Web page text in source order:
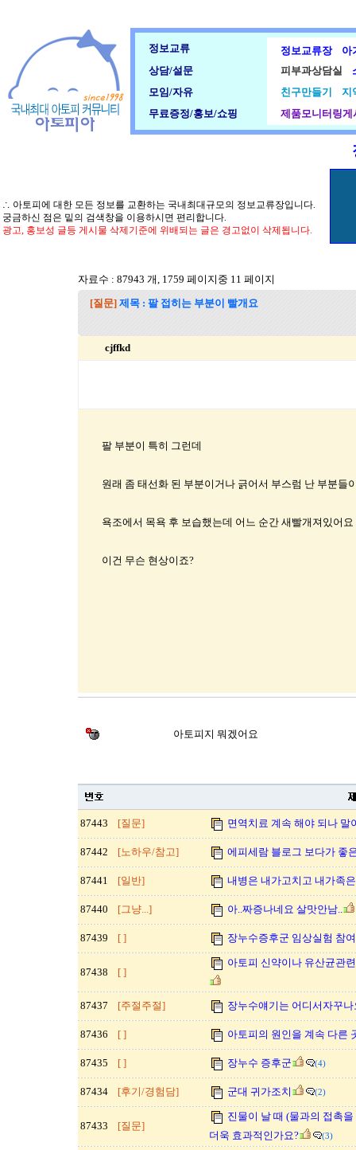
정보교류 정보교류장
아
상담/설문
피부과상담실
모임/자유
친구만들기
지
무료증정/홍보/쇼핑
제품모니터링게
∴ 아토피에 대한 모든 정보를 교환하는 국내최대규모의 정보교류장입니다.
궁금하신 점은 밑의 검색창을 이용하시면 편리합니다.
광고, 홍보성 글등 게시물 삭제기준에 위배되는 글은 경고없이 삭제됩니다.
자료수 : 87943 개, 1759 페이지중 11 페이지
[질문] 제목 : 팔 접히는 부분이 빨개요
cjffkd
팔 부분이 특히 그런데
원래 좀 태선화 된 부분이거나 긁어서 부스럼 난 부분들
욕조에서 목욕 후 보습했는데 어느 순간 새빨개져있어요
이건 무슨 현상이죠?
아토피지 뭐겠어요
87443 [질문] 면역치료 계속 해야 되나 말
87442 [노하우/참고] 에피세람 블로그 보다가 좋
87441 [일반] 내병은 내가고치고 내가족
87440 [그냥...] 아..짜증나네요 살맛안남..
87439 [ ] 장누수증후군 임상실험 참
87438 [ ]
아토피 신약이나 유산균관
87437 [주절주절] 장누수얘기는 어디서자꾸
87436 [ ] 아토피의 원인을 계속 다른
87435 [ ] 장누수 증후군 (4)
87434 [후기/경험담] 군대 귀가조치 (2)
87433 [질문]
진물이 날 때 (물과의 접촉
더욱 효과적인가요?
(3)